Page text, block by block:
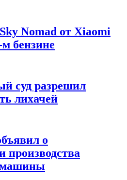
Nomad от Xiaomi
бензине
суд разрешил
лихачей
о
производства
машины